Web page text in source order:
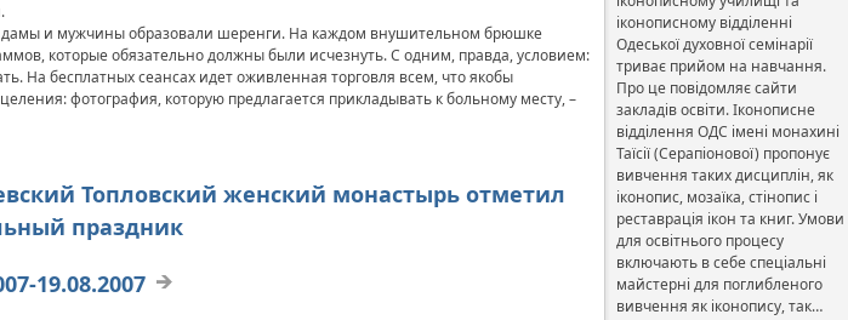
и мужчины образовали шеренги. На каждом внушительном брюшке
которые обязательно должны были исчезнуть. С одним, правда, условием:
На бесплатных сеансах идет оживленная торговля всем, что якобы
фотография, которую предлагается прикладывать к больному месту, –
Топловский женский монастырь отметил
праздник
19.08.2007
іконописному відділенні
Одеської духовної семінарії
триває прийом на навчання.
Про це повідомляє сайти
закладів освіти. Іконописне
відділення ОДС імені монахині
Таїсії (Серапіонової) пропонує
вивчення таких дисциплін, як
іконопис, мозаїка, стінопис і
реставрація ікон та книг. Умови
для освітнього процесу
включають в себе спеціальні
майстерні для поглибленого
вивчення як іконопису, так…